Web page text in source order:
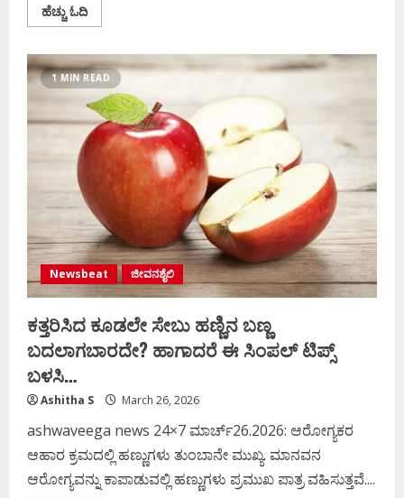
ಹೆಚ್ಚು ಓದಿRead
more
ಭಾರತ್‌
ಎಕ್ಸ್
ಪ್ರೆಸ್‌
ರೈಲಿನಲ್ಲಿ
ಪ್ರಯಾಣಿಕರಿಗೆ
ನೀಡಲಾದ
ಮೊಸರಿನಲ್ಲಿ
ಹುಳುಗಳು
ಐಆರ್
ಸಿಟಿಸಿ
10
ಲಕ್ಷ
ರೂ
ದಂಡ
1 MIN READ
Newsbeat ಜೀವನಶೈಲಿ
ಕತ್ತರಿಸಿದ ಕೂಡಲೇ ಸೇಬು ಹಣ್ಣಿನ ಬಣ್ಣ
ಬದಲಾಗಬಾರದೇ? ಹಾಗಾದರೆ ಈ ಸಿಂಪಲ್​​ ಟಿಪ್ಸ್​
ಬಳಸಿ…
Ashitha S March 26, 2026
ashwaveega news 24×7 ಮಾರ್ಚ್26.2026: ಆರೋಗ್ಯಕರ
ಆಹಾರ ಕ್ರಮದಲ್ಲಿ ಹಣ್ಣುಗಳು ತುಂಬಾನೇ ಮುಖ್ಯ. ಮಾನವನ
ಆರೋಗ್ಯವನ್ನು ಕಾಪಾಡುವಲ್ಲಿ ಹಣ್ಣುಗಳು ಪ್ರಮುಖ ಪಾತ್ರ ವಹಿಸುತ್ತವೆ....